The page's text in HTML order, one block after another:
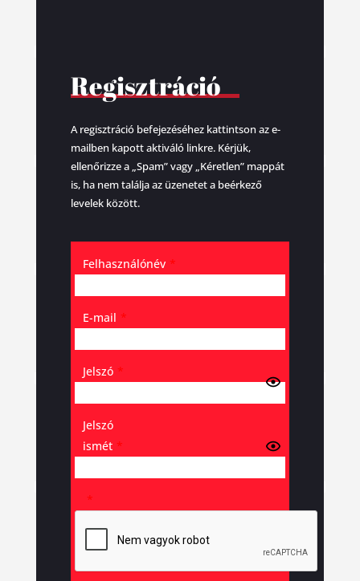
Regisztráció
A regisztráció befejezéséhez kattintson az e-
mailben kapott aktiváló linkre. Kérjük,
ellenőrizze a „Spam” vagy „Kéretlen” mappát
is, ha nem találja az üzenetet a beérkező
levelek között.
Felhasználónév *
E-mail *
Jelszó *
Jelszó
ismét *
*